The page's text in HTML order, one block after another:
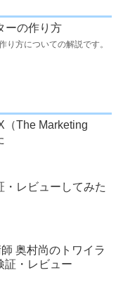
ーの作り方
り方についての解説です。
（The Marketing
・レビューしてみた
奥村尚のトワイラ
証・レビュー